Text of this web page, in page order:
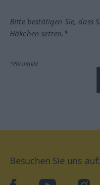
Bitte bestätigen Sie, dass
Häkchen setzen.*
*Pflichtfeld
Besuchen Sie uns auf: